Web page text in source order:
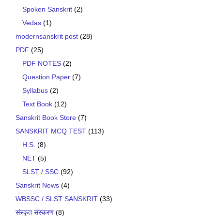
Spoken Sanskrit (2)
Vedas (1)
modernsanskrit post (28)
PDF (25)
PDF NOTES (2)
Question Paper (7)
Syllabus (2)
Text Book (12)
Sanskrit Book Store (7)
SANSKRIT MCQ TEST (113)
H.S. (8)
NET (5)
SLST / SSC (92)
Sanskrit News (4)
WBSSC / SLST SANSKRIT (33)
संस्कृत संस्करण (8)